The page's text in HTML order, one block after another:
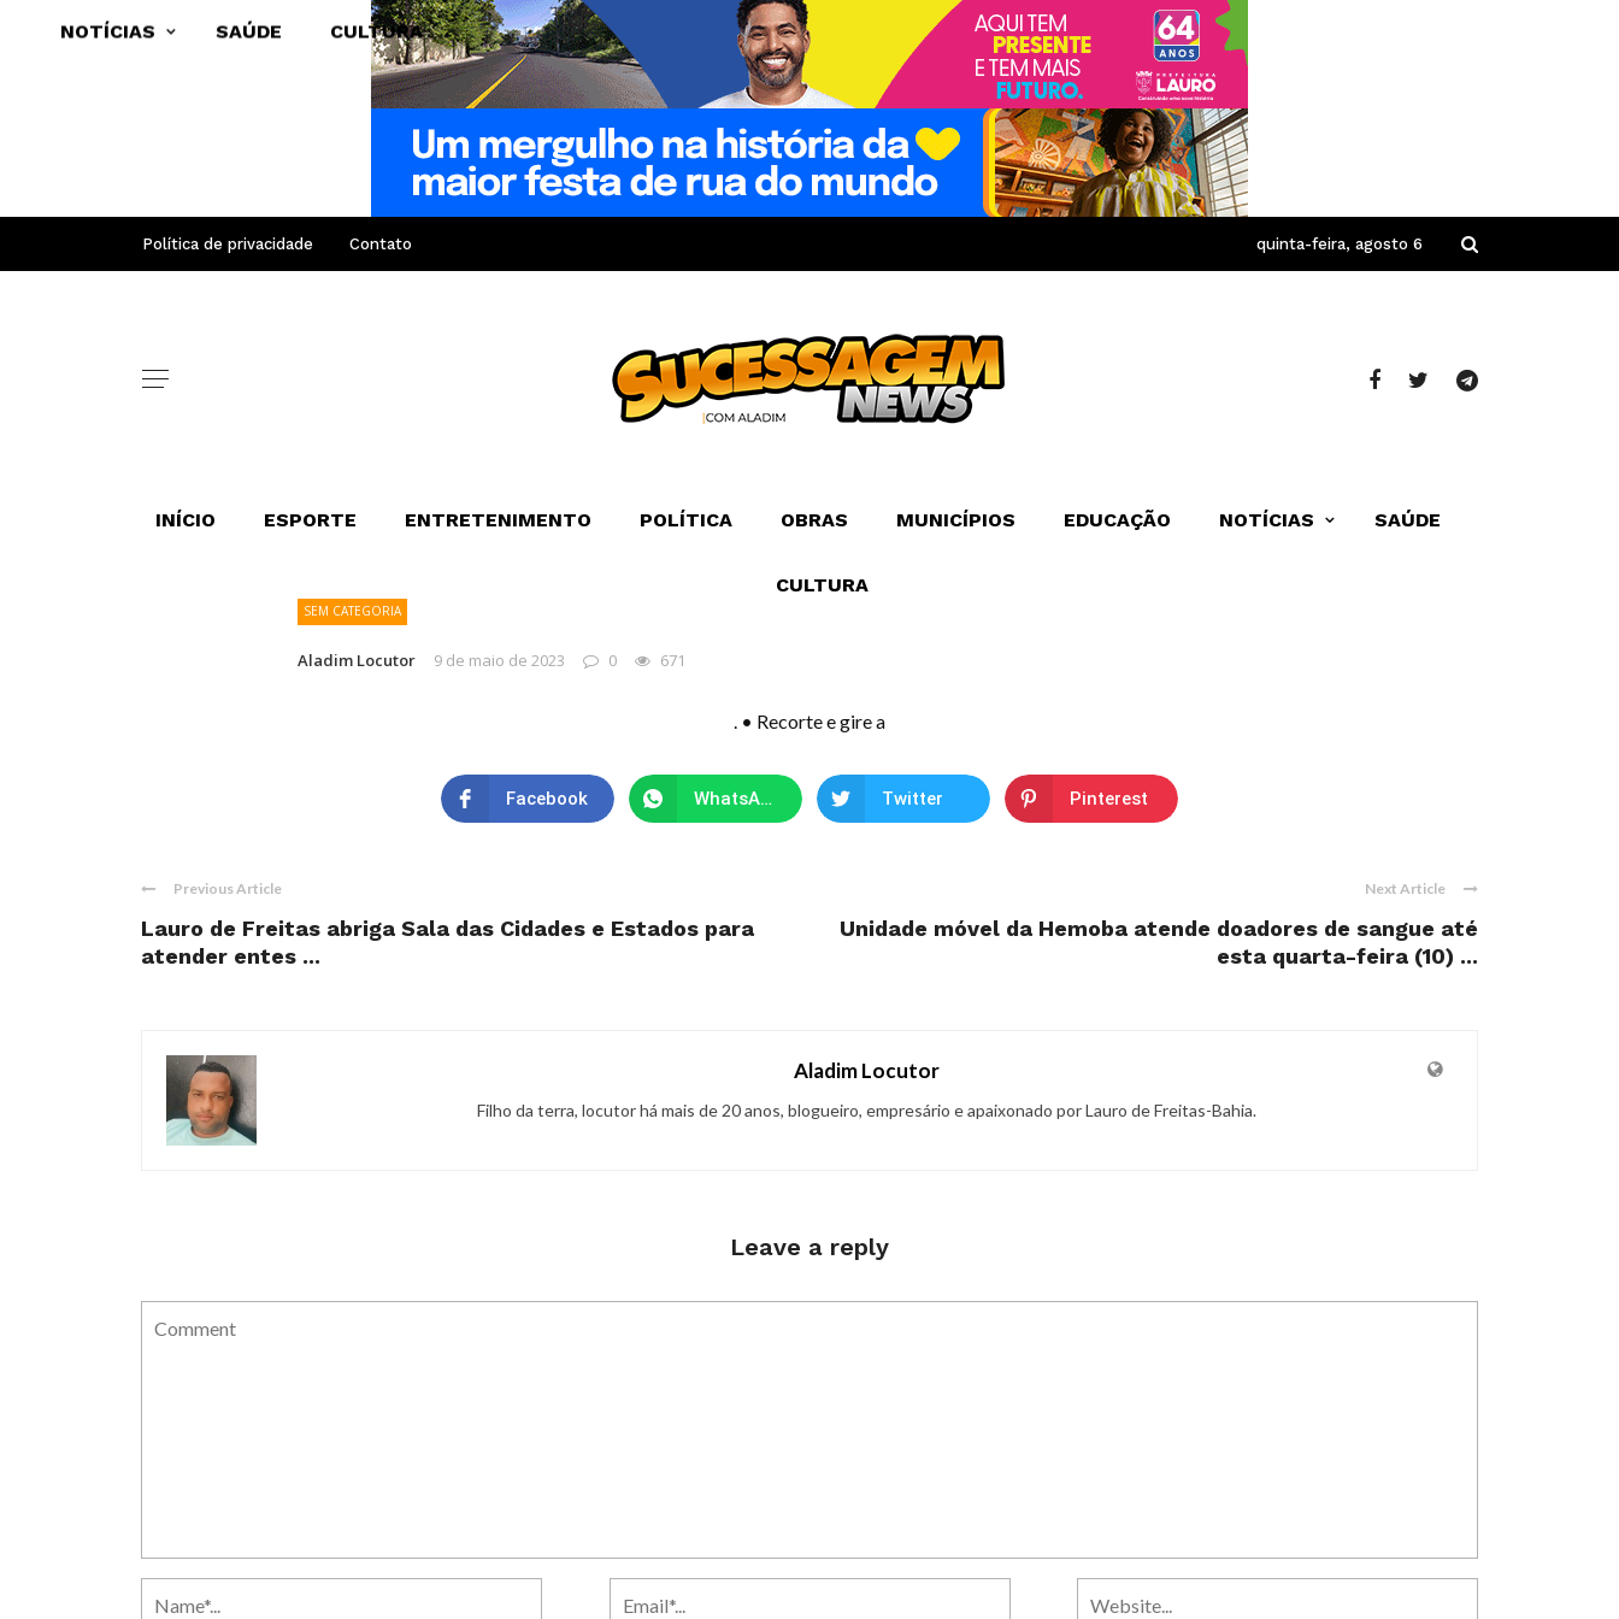
Política de privacidade Contato quinta-feira, agosto 6
INÍCIO ESPORTE ENTRETENIMENTO POLÍTICA OBRAS MUNICÍPIOS EDUCAÇÃO NOTÍCIAS SAÚDE
CULTURA
NOTÍCIAS SAÚDE CULTURA
SEM CATEGORIA
Aladim Locutor 9 de maio de 2023 0 671
. • Recorte e gire a
Facebook WhatsApp Twitter Pinterest
Previous Article
Lauro de Freitas abriga Sala das Cidades e Estados para
atender entes ...
Next Article
Unidade móvel da Hemoba atende doadores de sangue até
esta quarta-feira (10) ...
Aladim Locutor
Filho da terra, locutor há mais de 20 anos, blogueiro, empresário e apaixonado por Lauro de Freitas-Bahia.
Leave a reply